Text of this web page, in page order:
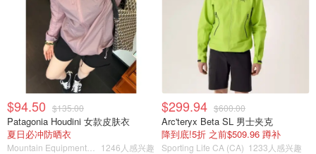
$94.50 $135.00
Patagonia Houdini 女款皮肤衣
夏日必冲防晒衣
1246人感兴趣
$299.94 $600.00
Arc'teryx Beta SL 男士夹克
降到底!5折 之前$509.96 蹲补
Sporting Life CA (CA) 1233人感兴趣